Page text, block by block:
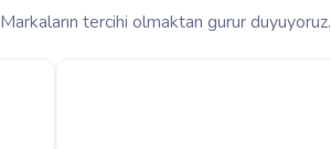
Markaların tercihi olmaktan gurur duyuyoruz.